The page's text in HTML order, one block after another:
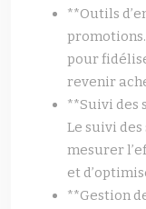
**Outils
pour
revenir
**Suivi des
Le suivi
mesurer
et
**Gestion